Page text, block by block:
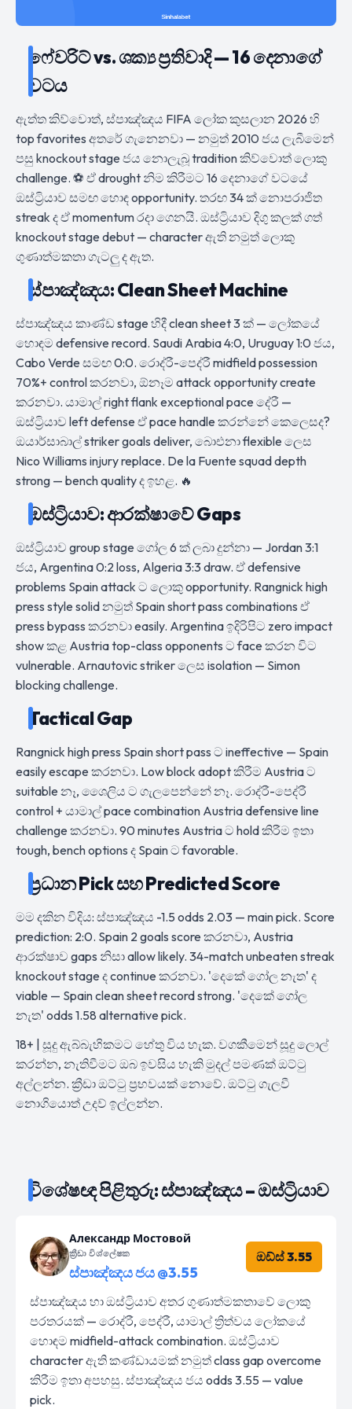
ෆේවරිට් vs. ශක්‍ය ප්‍රතිවාදි — 16 දෙනාගේ
වටය
ඇත්ත කිව්වොත්, ස්පාඤ්ඤය FIFA ලෝක කුසලාන 2026 හි
top favorites අතරේ ගැනෙනවා — නමුත් 2010 ජය ලැබීමෙන්
පසු knockout stage ජය නොලැබූ tradition කිව්වොත් ලොකු
challenge. ⚽ ඒ drought නිම කිරීමට 16 දෙනාගේ වටයේ
ඔස්ට්‍රියාව සමඟ හොඳ opportunity. තරඟ 34 ක් නොපරාජිත
streak ද ඒ momentum රදා ගෙනයි. ඔස්ට්‍රියාව දිගු කලක් ගත්
knockout stage debut — character ඇති නමුත් ලොකු
ගුණාත්මකතා ගැටලු ද ඇත.
ස්පාඤ්ඤය: Clean Sheet Machine
ස්පාඤ්ඤය කාණ්ඩ stage හිදී clean sheet 3 ක් — ලෝකයේ
හොඳම defensive record. Saudi Arabia 4:0, Uruguay 1:0 ජය,
Cabo Verde සමඟ 0:0. රොද්රී-පෙද්රී midfield possession
70%+ control කරනවා, ඕනෑම attack opportunity create
කරනවා. යාමාල් right flank exceptional pace දේරී —
ඔස්ට්‍රියාව left defense ඒ pace handle කරන්නේ කෙලෙසද?
ඔයාර්සාබාල් striker goals deliver, බාෙඑනා flexible ලෙස
Nico Williams injury replace. De la Fuente squad depth
strong — bench quality ද ඉහළ. 🔥
ඔස්ට්‍රියාව: ආරක්ෂාවේ Gaps
ඔස්ට්‍රියාව group stage ගෝල 6 ක් ලබා දුන්නා — Jordan 3:1
ජය, Argentina 0:2 loss, Algeria 3:3 draw. ඒ defensive
problems Spain attack ට ලොකු opportunity. Rangnick high
press style solid නමුත් Spain short pass combinations ඒ
press bypass කරනවා easily. Argentina ඉදිරිපිට zero impact
show කළ Austria top-class opponents ට face කරන විට
vulnerable. Arnautovic striker ලෙස isolation — Simon
blocking challenge.
Tactical Gap
Rangnick high press Spain short pass ට ineffective — Spain
easily escape කරනවා. Low block adopt කිරීම Austria ට
suitable නෑ, ශෛලිය ට ගැලපෙන්නේ නෑ. රොද්රී-පෙද්රී
control + යාමාල් pace combination Austria defensive line
challenge කරනවා. 90 minutes Austria ට hold කිරීම ඉතා
tough, bench options ද Spain ට favorable.
ප්‍රධාන Pick සහ Predicted Score
මම දකින විදිය: ස්පාඤ්ඤය -1.5 odds 2.03 — main pick. Score
prediction: 2:0. Spain 2 goals score කරනවා, Austria
ආරක්ෂාව gaps නිසා allow likely. 34-match unbeaten streak
knockout stage ද continue කරනවා. 'දෙකේ ගෝල නැත' ද
viable — Spain clean sheet record strong. 'දෙකේ ගෝල
නැත' odds 1.58 alternative pick.
18+ | සූදු ඇබ්බැහිකමට හේතු විය හැක. වගකීමෙන් සූදු ලොල්
කරන්න, නැතිවීමට ඔබ ඉවසිය හැකි මුදල් පමණක් ඔට්ටු
අල්ලන්න. ක්‍රීඩා ඔට්ටු ප්‍රභවයක් නොවේ. ඔට්ටු ගැලවී
නොගියොත් උදව් ඉල්ලන්න.
විශේෂඥ පිළිතුරු: ස්පාඤ්ඤය – ඔස්ට්‍රියාව
Александр Мостовой
ක්‍රීඩා විශ්ලේෂක
ස්පාඤ්ඤය ජය @3.55
ඔඩ්ස් 3.55
ස්පාඤ්ඤය හා ඔස්ට්‍රියාව අතර ගුණාත්මකතාවේ ලොකු
පරතරයක් — රොද්රී, පෙද්රී, යාමාල් ත්‍රිත්වය ලෝකයේ
හොඳම midfield-attack combination. ඔස්ට්‍රියාව
character ඇති කණ්ඩායමක් නමුත් class gap overcome
කිරීම ඉතා අපහසු. ස්පාඤ්ඤය ජය odds 3.55 — value
pick.